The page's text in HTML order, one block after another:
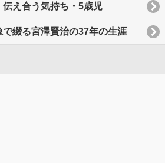
え合う気持ち・5歳児
綴る宮澤賢治の37年の生涯